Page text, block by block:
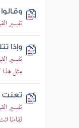
تفسير
وإذا
تفسير
مثل
تعنت
تفسير
لقاءنا